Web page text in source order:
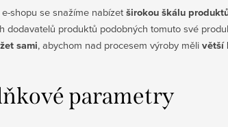
shopu se snažíme nabízetširokou škálu
dodavatelů produktů podobných tomuto své
sami, abychom nad procesem výroby mělivětší
parametry